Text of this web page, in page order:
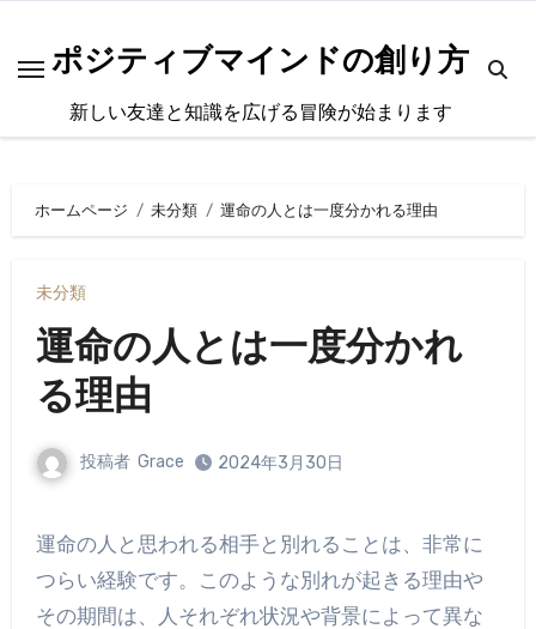
ポジティブマインドの創り方
新しい友達と知識を広げる冒険が始まります
ホームページ 未分類 運命の人とは一度分かれる理由
未分類
運命の人とは一度分かれ
る理由
投稿者 Grace 2024年3月30日
運命の人と思われる相手と別れることは、非常に
つらい経験です。このような別れが起きる理由や
その期間は、人それぞれ状況や背景によって異な